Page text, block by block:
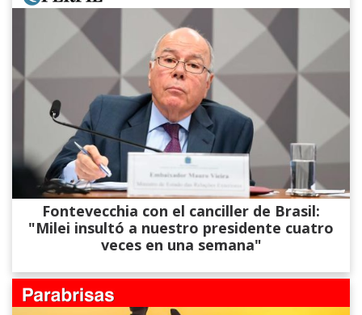
Fontevecchia con el canciller de Brasil:
"Milei insultó a nuestro presidente cuatro
veces en una semana"